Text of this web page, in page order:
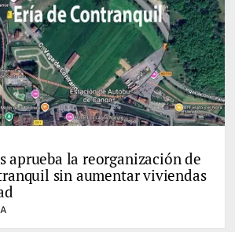
aprueba la reorganización de
sin aumentar viviendas